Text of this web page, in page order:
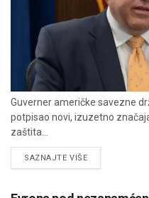
Guverner američke savezne
potpisao novi, izuzetno
zaštita...
SAZNAJTE VIŠEDETAILS